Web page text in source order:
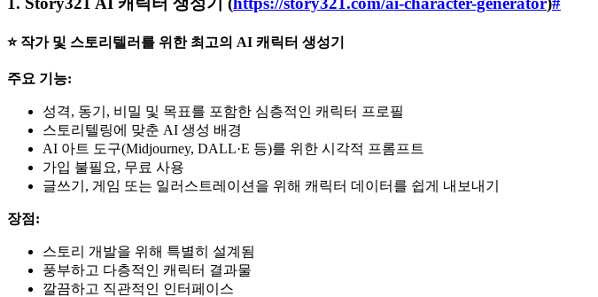
⭐ 작가 및 스토리텔러를 위한 최고의 AI 캐릭터 생성기
주요 기능:
성격, 동기, 비밀 및 목표를 포함한 심층적인 캐릭터 프로필
스토리텔링에 맞춘 AI 생성 배경
AI 아트 도구(Midjourney, DALL·E 등)를 위한 시각적 프롬프트
가입 불필요, 무료 사용
글쓰기, 게임 또는 일러스트레이션을 위해 캐릭터 데이터를 쉽게 내보내기
장점:
스토리 개발을 위해 특별히 설계됨
풍부하고 다층적인 캐릭터 결과물
깔끔하고 직관적인 인터페이스